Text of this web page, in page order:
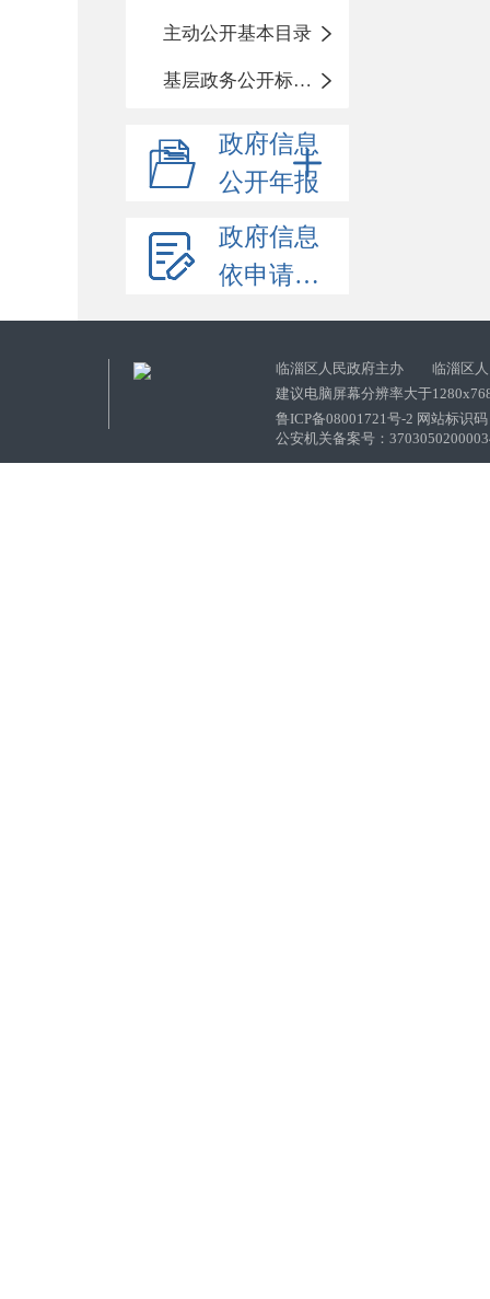
主动公开基本目录
基层政务公开标准化目录
政府信息
公开年报
政府信息
依申请公开
临淄区人民政府主办 临淄区人
建议电脑屏幕分辨率大于
鲁ICP备08001721号-2 网站标识
公安机关备案号：